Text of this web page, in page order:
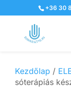
+36 30
Products
search
Kezdőlap /
sóterápiás